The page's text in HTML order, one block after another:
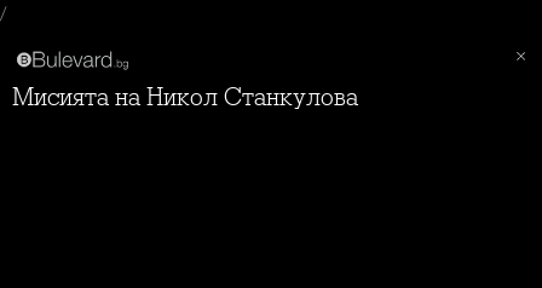
/
Мисията на Никол Станкулова